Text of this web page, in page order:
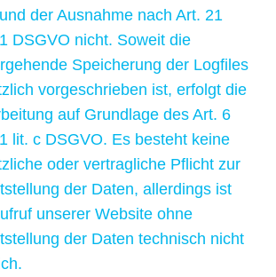
der Ausnahme nach Art. 21
DSGVO nicht. Soweit die
Speicherung der Logfiles
vorgeschrieben ist, erfolgt die
auf Grundlage des Art. 6
lit. c DSGVO. Es besteht keine
oder vertragliche Pflicht zur
der Daten, allerdings ist
unserer Website ohne
der Daten technisch nicht